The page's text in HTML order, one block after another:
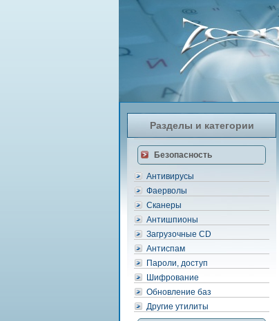
Разделы и категории
Безопасность
Антивирусы
Фаерволы
Сканеры
Антишпионы
Загрузочные CD
Антиспам
Пароли, доступ
Шифрование
Обновление баз
Другие утилиты